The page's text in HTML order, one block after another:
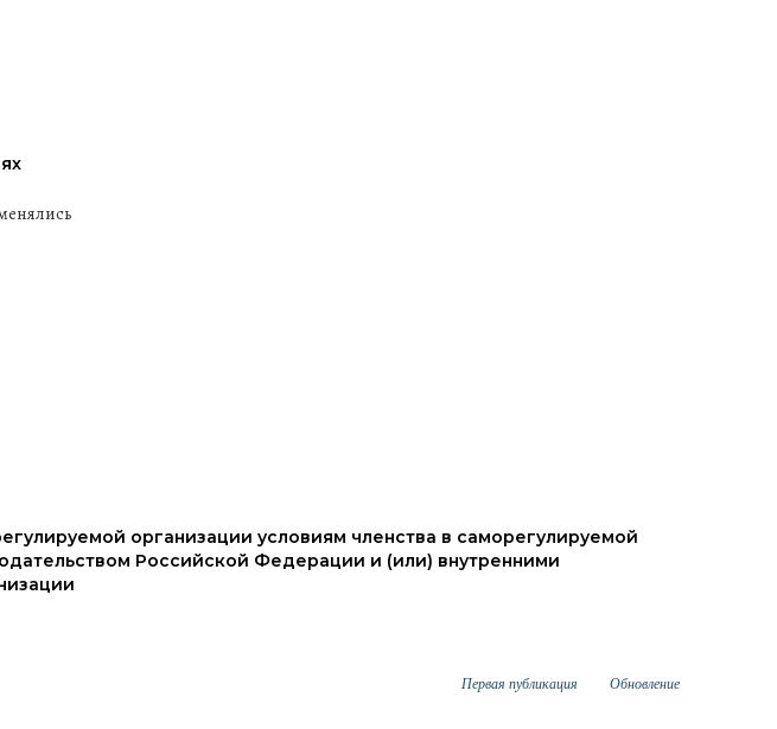
организации условиям членства в саморегулируемой
Российской Федерации и (или) внутренними
Первая публикация Обновление